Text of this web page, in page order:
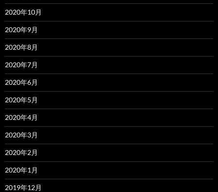
2020年10月
2020年9月
2020年8月
2020年7月
2020年6月
2020年5月
2020年4月
2020年3月
2020年2月
2020年1月
2019年12月